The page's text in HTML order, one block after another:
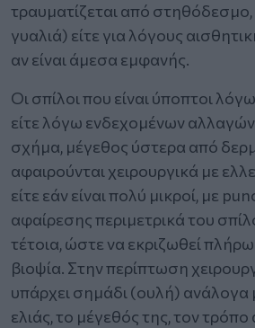
τραυματίζεται από
γυαλιά) είτε για λόγους
αν είναι άμεσα εμφανής.
Οι σπίλοι που είναι ύποπτοι
είτε λόγω ενδεχομένων
σχήμα, μέγεθος ύστερα από
αφαιρούνται χειρουργικά με
είτε εάν είναι πολύ μικροί, με
αφαίρεσης περιμετρικά του
τέτοια, ώστε να εκριζωθεί
βιοψία. Στην περίπτωση
υπάρχει σημάδι (ουλή) ανάλογα
ελιάς, το μέγεθός της, τον